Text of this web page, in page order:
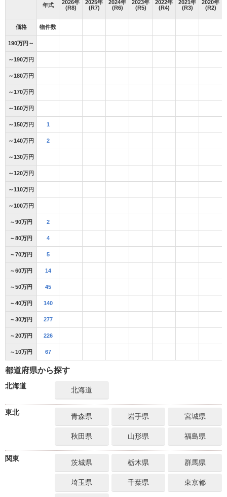
年式 2026年
(R8)
2025年
(R7)
2024年
(R6)
2023年
(R5)
2022年
(R4)
2021年
(R3)
2020年
(R2)
価格 物件数
190万円～
～190万円
～180万円
～170万円
～160万円
～150万円 1
～140万円 2
～130万円
～120万円
～110万円
～100万円
～90万円 2
～80万円 4
～70万円 5
～60万円 14
～50万円 45
～40万円 140
～30万円 277
～20万円 226
～10万円 67
都道府県から探す
北海道 北海道
東北 青森県 岩手県 宮城県
秋田県 山形県 福島県
関東 茨城県 栃木県 群馬県
埼玉県 千葉県 東京都